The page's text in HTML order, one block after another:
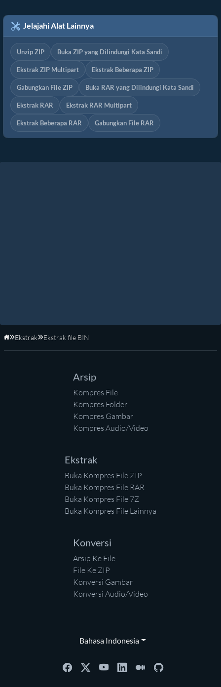
Jelajahi Alat Lainnya
Unzip ZIP Buka ZIP yang Dilindungi Kata Sandi
Ekstrak ZIP Multipart Ekstrak Beberapa ZIP
Gabungkan File ZIP Buka RAR yang Dilindungi Kata Sandi
Ekstrak RAR Ekstrak RAR Multipart
Ekstrak Beberapa RAR Gabungkan File RAR
Beranda
Ekstrak Ekstrak file BIN
Arsip
Kompres File
Kompres Folder
Kompres Gambar
Kompres Audio/Video
Ekstrak
Buka Kompres File ZIP
Buka Kompres File RAR
Buka Kompres File 7Z
Buka Kompres File Lainnya
Konversi
Arsip Ke File
File Ke ZIP
Konversi Gambar
Konversi Audio/Video
Bahasa Indonesia